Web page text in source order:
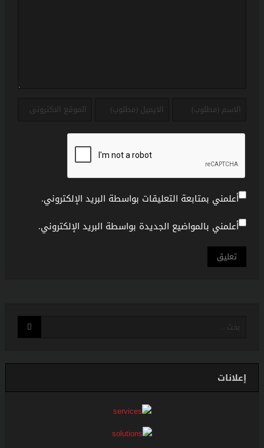
أعلمني بمتابعة التعليقات بواسطة البريد الإلكتروني.
أعلمني بالمواضيع الجديدة بواسطة البريد الإلكتروني.
إعلانات